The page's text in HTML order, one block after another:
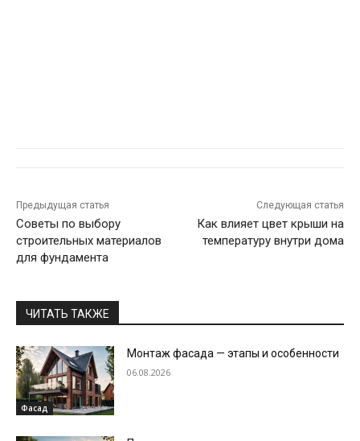
Предыдущая статья
Советы по выбору
строительных материалов
для фундамента
Следующая статья
Как влияет цвет крыши на
температуру внутри дома
ЧИТАТЬ ТАКЖЕ
Фасад
Монтаж фасада — этапы и особенности
06.08.2026